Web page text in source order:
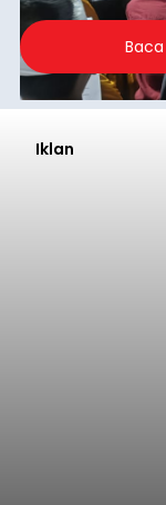
berlangsung
2026.
Iklan